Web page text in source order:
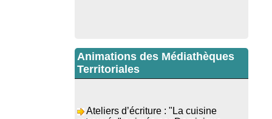
Animations des Médiathèques
Territoriales
retrouvée" animés par Dominique